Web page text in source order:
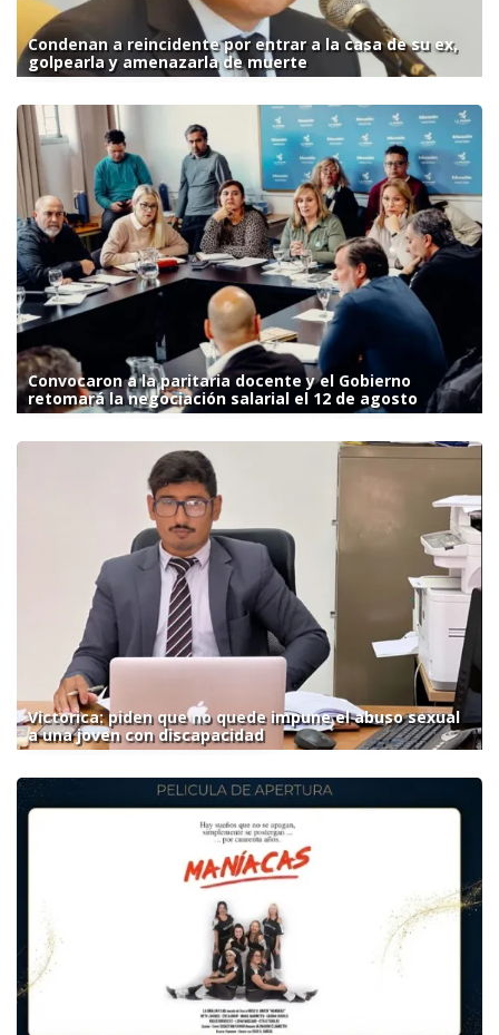
Condenan a reincidente por entrar a la casa de su ex,
golpearla y amenazarla de muerte
Convocaron a la paritaria docente y el Gobierno
retomará la negociación salarial el 12 de agosto
Victorica: piden que no quede impune el abuso sexual
a una joven con discapacidad